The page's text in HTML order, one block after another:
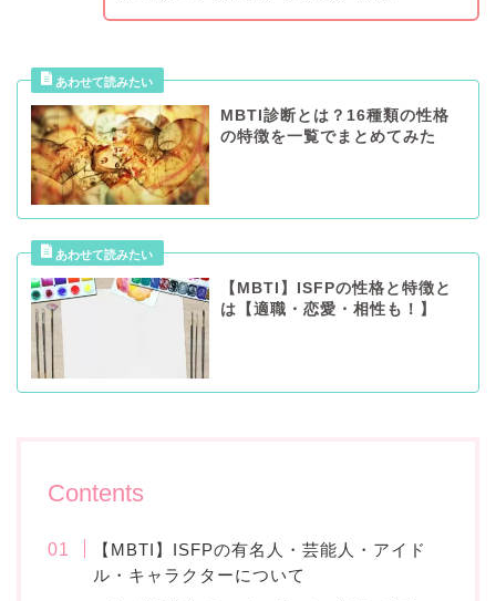
MBTI診断とは？16種類の性格
の特徴を一覧でまとめてみた
【MBTI】ISFPの性格と特徴と
は【適職・恋愛・相性も！】
Contents
【MBTI】ISFPの有名人・芸能人・アイド
ル・キャラクターについて